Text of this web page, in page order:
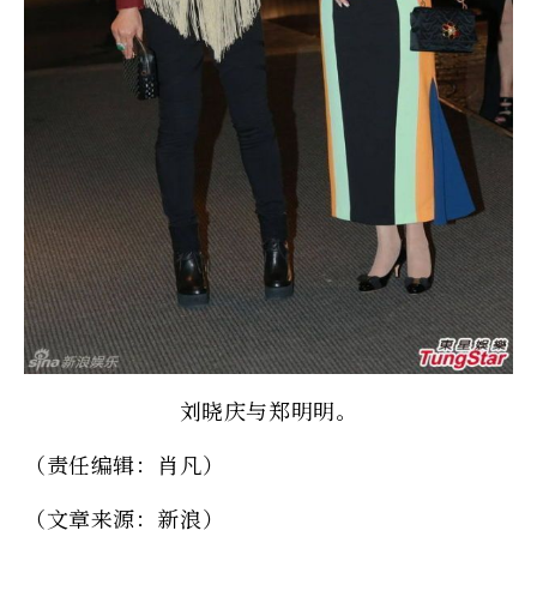
刘晓庆与郑明明。
（责任编辑：肖凡）
（文章来源：新浪）